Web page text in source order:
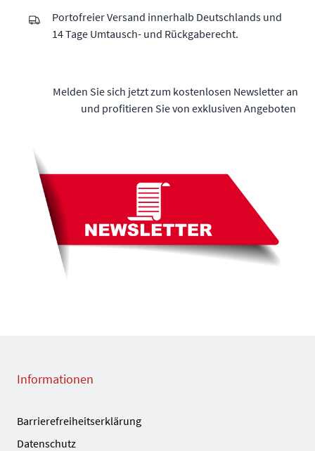
Portofreier Versand innerhalb Deutschlands und
14 Tage Umtausch- und Rückgaberecht.
Melden Sie sich jetzt zum kostenlosen Newsletter an
und profitieren Sie von exklusiven Angeboten
Informationen
Barrierefreiheitserklärung
Datenschutz